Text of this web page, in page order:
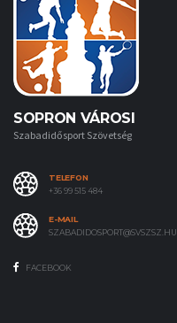
SOPRON VÁROSI
Szabadidősport Szövetség
TELEFON
+36 99 515 484
E-MAIL
SZABADIDOSPORT@SVSZSZ.HU
FACEBOOK